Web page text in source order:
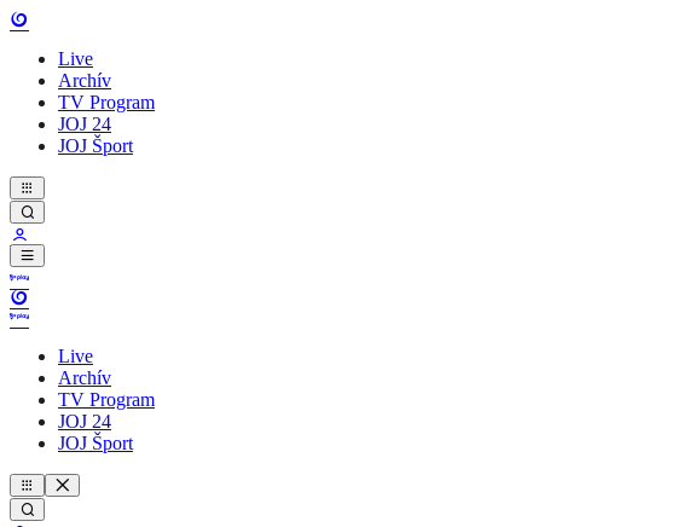
Live
Archív
TV Program
JOJ 24
JOJ Šport
Live
Archív
TV Program
JOJ 24
JOJ Šport